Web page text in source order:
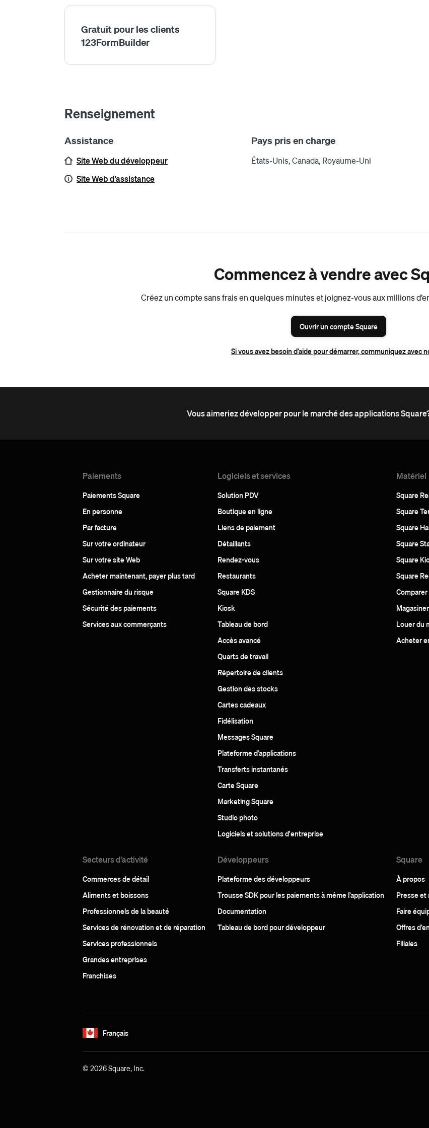
par courriel est disponible en dehors des heures de bureau.
Gratuit pour les clients
123FormBuilder
Renseignement
Assistance
Site Web du développeur
Site Web d’assistance
Pays pris en charge
États-Unis, Canada, Royaume-Uni
Commencez à vendre avec
Créez un compte sans frais en quelques minutes et joignez-vous aux millions
Ouvrir un compte Square
Si vous avez besoin d’aide pour démarrer, communiquez avec
Vous aimeriez développer pour le marché des applications
Paiements
Paiements Square
En personne
Par facture
Sur votre ordinateur
Sur votre site Web
Acheter maintenant, payer plus tard
Gestionnaire du risque
Sécurité des paiements
Services aux commerçants
Logiciels et services
Solution PDV
Boutique en ligne
Liens de paiement
Détaillants
Rendez-vous
Restaurants
Square KDS
Kiosk
Tableau de bord
Accès avancé
Quarts de travail
Répertoire de clients
Gestion des stocks
Cartes cadeaux
Fidélisation
Messages Square
Plateforme d’applications
Transferts instantanés
Carte Square
Marketing Square
Studio photo
Logiciels et solutions d'entreprise
Matériel
Square
Square
Square
Square
Square
Square
Louer du
Acheter
Secteurs d’activité
Commerces de détail
Aliments et boissons
Professionnels de la beauté
Services de rénovation et de réparation
Services professionnels
Grandes entreprises
Franchises
Développeurs
Plateforme des développeurs
Trousse SDK pour les paiements à même l’application
Documentation
Tableau de bord pour développeur
Square
À propos
Presse et
Faire
Offres
Filiales
Français
© 2026 Square, Inc.